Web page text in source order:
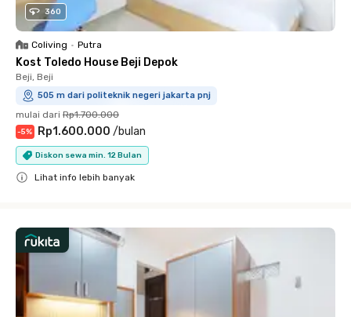
360
Coliving • Putra
Kost Toledo House Beji Depok
Beji, Beji
505 m dari politeknik negeri jakarta pnj
mulai dari Rp1.700.000
-5% Rp1.600.000 /bulan
Diskon sewa min. 12 Bulan
Lihat info lebih banyak